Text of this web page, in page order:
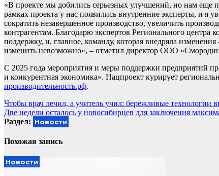
«В проекте мы добились серьезных улучшений, но нам еще
рамках проекта у нас появились внутренние эксперты, и я
сократить незавершенное производство, увеличить
контрагентам. Благодарю экспертов Регионального центра
поддержку, и, главное, команду, которая внедряла
изменить невозможно», – отметил директор ООО
С 2025 года мероприятия и меры поддержки предприятий
и конкурентная экономика». Нацпроект курирует
производительность.рф.
Навигация
по
Чтобы врач лечил, а учитель учил: бережливые технологии
Две недели осталось у новосибирцев для заключения
Раздел: Новости
Похожая запись
Новости